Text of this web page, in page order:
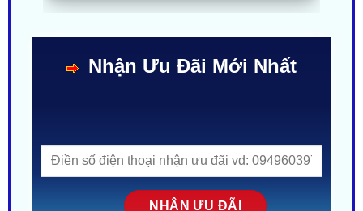
0987 801 029